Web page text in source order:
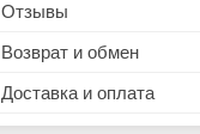
Отзывы
Возврат и обмен
Доставка и оплата